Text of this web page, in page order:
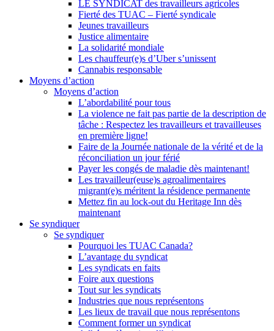
LE SYNDICAT des travailleurs agricoles
Fierté des TUAC – Fierté syndicale
Jeunes travailleurs
Justice alimentaire
La solidarité mondiale
Les chauffeur(e)s d’Uber s’unissent
Cannabis responsable
Moyens d’action
Moyens d’action
L’abordabilité pour tous
La violence ne fait pas partie de la description de
tâche : Respectez les travailleurs et travailleuses
en première ligne!
Faire de la Journée nationale de la vérité et de la
réconciliation un jour férié
Payer les congés de maladie dès maintenant!
Les travailleur(euse)s agroalimentaires
migrant(e)s méritent la résidence permanente
Mettez fin au lock-out du Heritage Inn dès
maintenant
Se syndiquer
Se syndiquer
Pourquoi les TUAC Canada?
L’avantage du syndicat
Les syndicats en faits
Foire aux questions
Tout sur les syndicats
Industries que nous représentons
Les lieux de travail que nous représentons
Comment former un syndicat